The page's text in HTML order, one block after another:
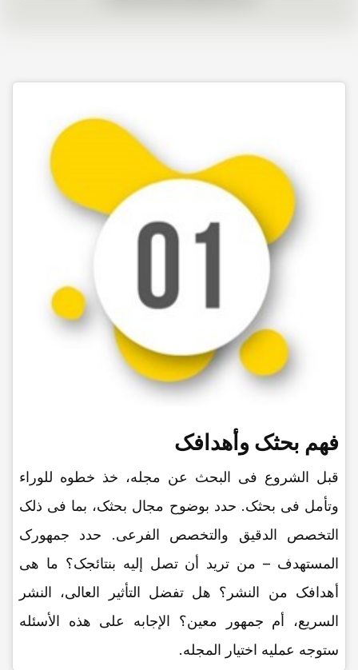
فهم بحثک وأهدافک
قبل الشروع فی البحث عن مجله، خذ خطوه للوراء
وتأمل فی بحثک. حدد بوضوح مجال بحثک، بما فی ذلک
التخصص الدقیق والتخصص الفرعی. حدد جمهورک
المستهدف – من ترید أن تصل إلیه بنتائجک؟ ما هی
أهدافک من النشر؟ هل تفضل التأثیر العالی، النشر
السریع، أم جمهور معین؟ الإجابه على هذه الأسئله
ستوجه عملیه اختیار المجله.